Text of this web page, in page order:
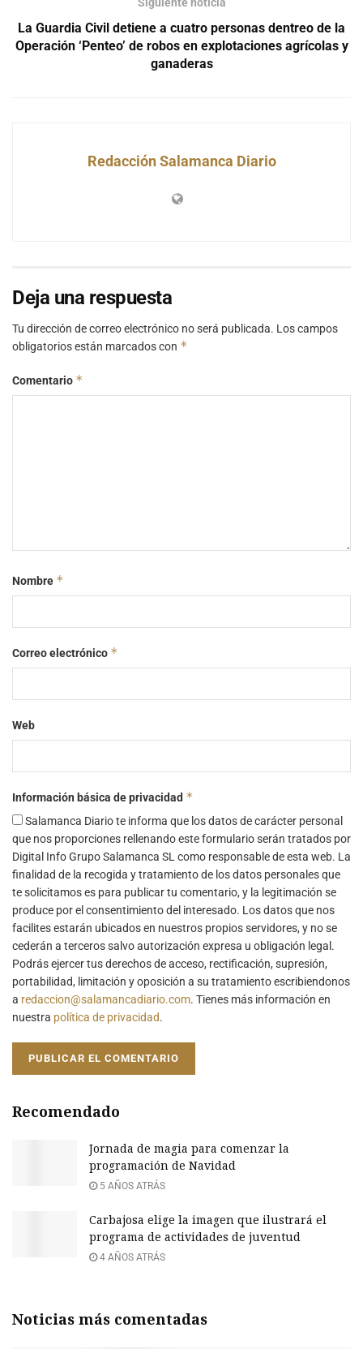
La Guardia Civil detiene a cuatro personas dentreo de la
Operación ‘Penteo’ de robos en explotaciones agrícolas y
ganaderas
Redacción Salamanca Diario
Deja una respuesta
Tu dirección de correo electrónico no será publicada. Los campos
obligatorios están marcados con *
Comentario *
Nombre *
Correo electrónico *
Web
Información básica de privacidad *
Salamanca Diario te informa que los datos de carácter personal
que nos proporciones rellenando este formulario serán tratados por
Digital Info Grupo Salamanca SL como responsable de esta web. La
finalidad de la recogida y tratamiento de los datos personales que
te solicitamos es para publicar tu comentario, y la legitimación se
produce por el consentimiento del interesado. Los datos que nos
facilites estarán ubicados en nuestros propios servidores, y no se
cederán a terceros salvo autorización expresa u obligación legal.
Podrás ejercer tus derechos de acceso, rectificación, supresión,
portabilidad, limitación y oposición a su tratamiento escribiendonos
a redaccion@salamancadiario.com. Tienes más información en
nuestra política de privacidad.
Recomendado
Jornada de magia para comenzar la
programación de Navidad
5 AÑOS ATRÁS
Carbajosa elige la imagen que ilustrará el
programa de actividades de juventud
4 AÑOS ATRÁS
Noticias más comentadas